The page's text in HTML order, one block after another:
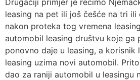
leasing na pet ili još češće na tri ili
nakon proteka tog vremena
automobil leasing društvu koje ga
ponovno daje u leasing, a korisnik
leasing uzima novi automobil.
dao za raniji automobil u leasingu